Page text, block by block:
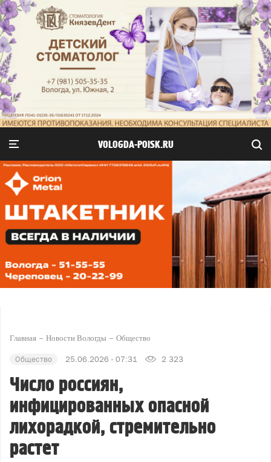
VOLOGDA-POISK.RU
Главная Новости Вологды Общество
Общество 25.06.2026 - 07:31 2 323
Число россиян,
инфицированных опасной
лихорадкой, стремительно
растет